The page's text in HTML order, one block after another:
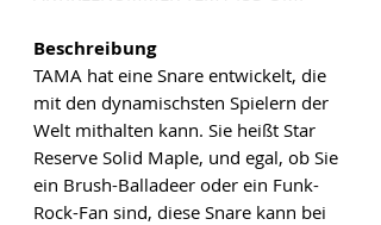
Beschreibung
TAMA hat eine Snare entwickelt, die
mit den dynamischsten Spielern der
Welt mithalten kann. Sie heißt Star
Reserve Solid Maple, und egal, ob Sie
ein Brush-Balladeer oder ein Funk-
Rock-Fan sind, diese Snare kann bei